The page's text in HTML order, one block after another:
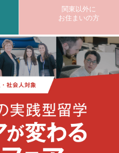
関東以外に
お住まいの方